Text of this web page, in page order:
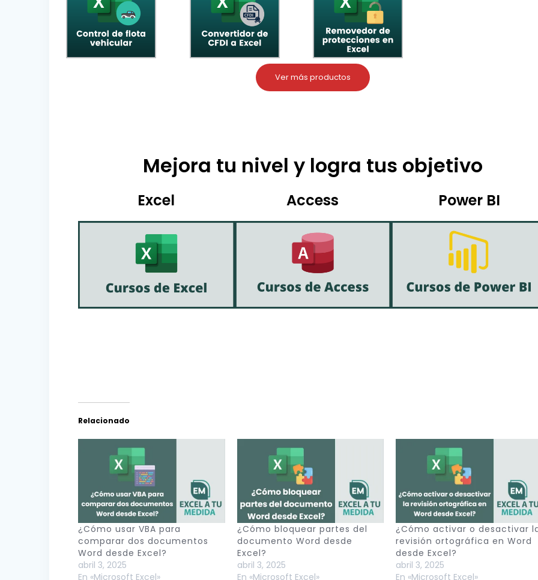
Ver más productos
Mejora tu nivel y logra tus objetivo
Excel Access Power BI
Relacionado
¿Cómo usar VBA para
comparar dos documentos
Word desde Excel?
abril 3, 2025
En «Microsoft Excel»
¿Cómo bloquear partes del
documento Word desde
Excel?
abril 3, 2025
En «Microsoft Excel»
¿Cómo activar o desactivar
revisión ortográfica en Word
desde Excel?
abril 3, 2025
En «Microsoft Excel»